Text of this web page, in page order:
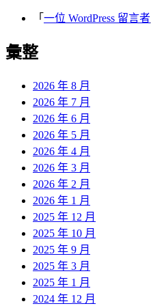
「 一位 WordPress 留言者
彙整
2026 年 8 月
2026 年 7 月
2026 年 6 月
2026 年 5 月
2026 年 4 月
2026 年 3 月
2026 年 2 月
2026 年 1 月
2025 年 12 月
2025 年 10 月
2025 年 9 月
2025 年 3 月
2025 年 1 月
2024 年 12 月